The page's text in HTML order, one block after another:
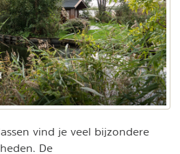
vind je veel bijzondere
De